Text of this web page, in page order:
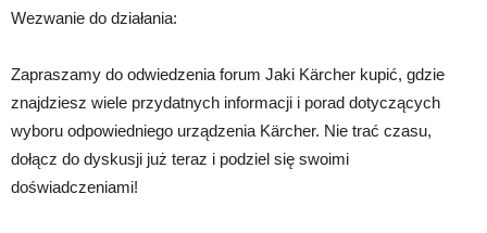
Wezwanie do działania:
Zapraszamy do odwiedzenia forum Jaki Kärcher kupić, gdzie
znajdziesz wiele przydatnych informacji i porad dotyczących
wyboru odpowiedniego urządzenia Kärcher. Nie trać czasu,
dołącz do dyskusji już teraz i podziel się swoimi
doświadczeniami!